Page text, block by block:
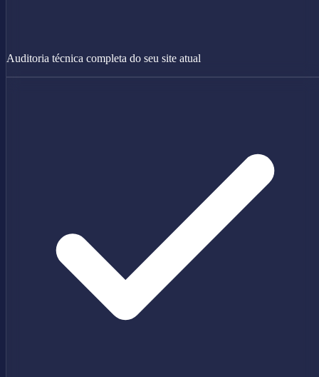
Auditoria técnica completa do seu site atual